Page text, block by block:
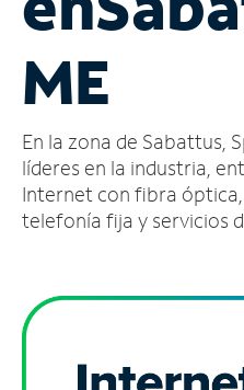
cuenta
Encuentra
tienda
ME
En la zona de Sabattus,
líderes en la industria,
Internet con fibra
telefonía fija y servicios